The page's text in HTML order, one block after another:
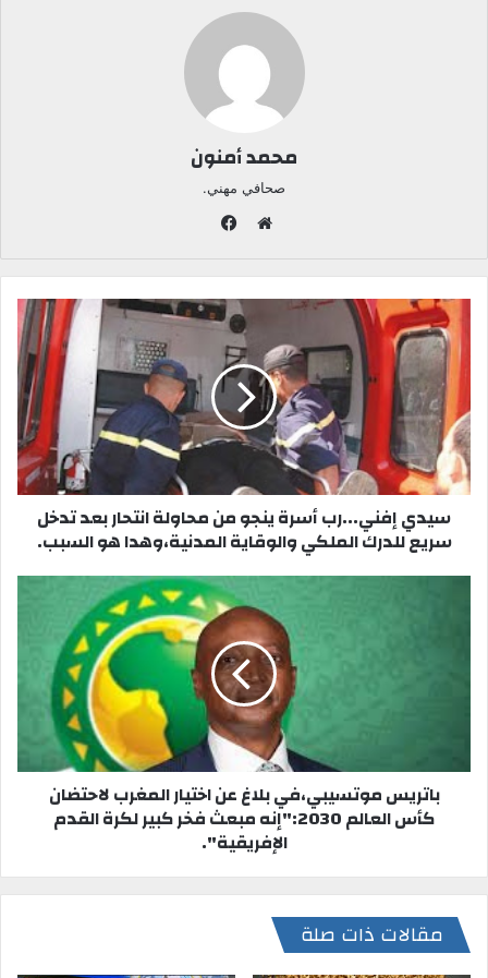
محمد أمنون
صحافي مهني.
و
ق
ل
و
ي
س
ب
و
سيدي إفني...رب أسرة ينجو من محاولة انتحار بعد تدخل
سريع للدرك الملكي والوقاية المدنية،وهدا هو السبب.
باتريس موتسيبي،في بلاغ عن اختيار المغرب لاحتضان
كأس العالم 2030:"إنه مبعث فخر كبير لكرة القدم
الإفريقية".
مقالات ذات صلة